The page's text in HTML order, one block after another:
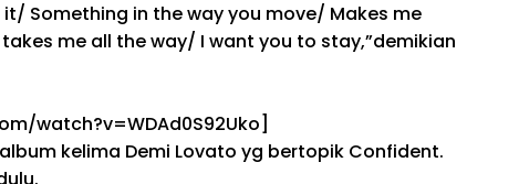
Something in the way you move/ Makes me
me all the way/ I want you to stay,”demikian
watch?v=WDAd0S92Uko]
kelima Demi Lovato yg bertopik Confident.